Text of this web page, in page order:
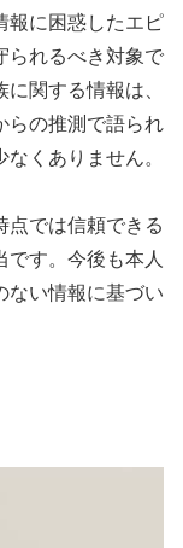
報に困惑したエピ
られるべき対象で
関する情報は、
らの推測で語られ
くありません。
点では信頼できる
です。今後も本人
ない情報に基づい